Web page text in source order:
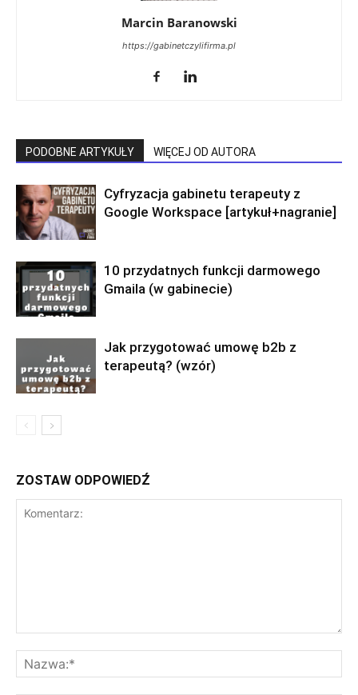
Marcin Baranowski
https://gabinetczylifirma.pl
PODOBNE ARTYKUŁY WIĘCEJ OD AUTORA
Cyfryzacja gabinetu terapeuty z
Google Workspace [artykuł+nagranie]
10 przydatnych funkcji darmowego
Gmaila (w gabinecie)
Jak przygotować umowę b2b z
terapeutą? (wzór)
ZOSTAW ODPOWIEDŹ